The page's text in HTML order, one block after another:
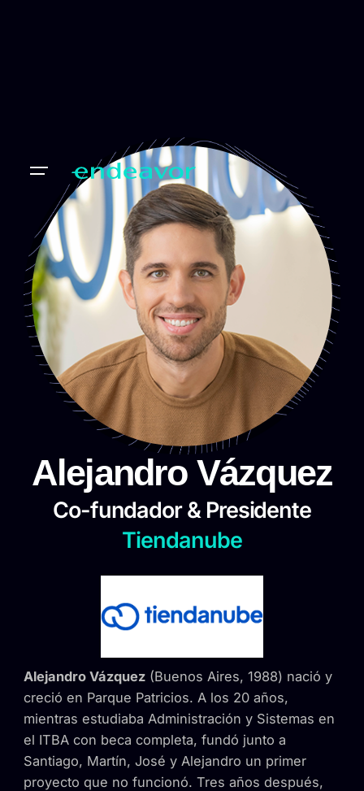
Alejandro Vázquez
Co-fundador & Presidente
Tiendanube
Alejandro Vázquez(Buenos Aires, 1988) nació y
creció en Parque Patricios. A los 20 años,
mientras estudiaba Administración y Sistemas en
el ITBA con beca completa, fundó junto a
Santiago, Martín, José y Alejandro un primer
proyecto que no funcionó. Tres años después,